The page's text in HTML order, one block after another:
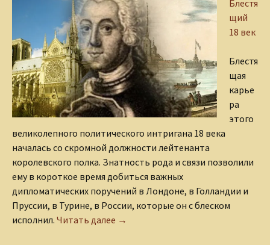
Блестя
щий
18 век
Блестя
щая
карье
ра
этого
великолепного политического интригана 18 века
началась со скромной должности лейтенанта
королевского полка. Знатность рода и связи позволили
ему в короткое время добиться важных
дипломатических поручений в Лондоне, в Голландии и
Пруссии, в Турине, в России, которые он с блеском
исполнил. Читать далее Маркиз де ла Шетарди
→